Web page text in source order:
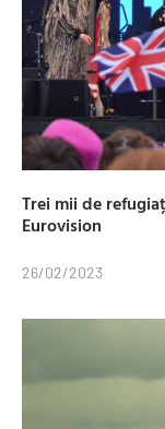
Trei mii de
Eurovision
26/02/2023